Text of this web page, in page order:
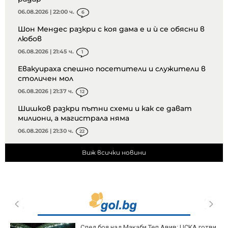
06.08.2026 | 22:00 ч. 6
Шон Мендес разкри с коя дама е и ѝ се обясни в
любов
06.08.2026 | 21:45 ч. 1
Евакуираха спешно посетители и служители в
столичен мол
06.08.2026 | 21:37 ч. 12
Шишков разкри пътни схеми и как се дават
милиони, а магистрала няма
06.08.2026 | 21:30 ч. 22
Виж всички новини